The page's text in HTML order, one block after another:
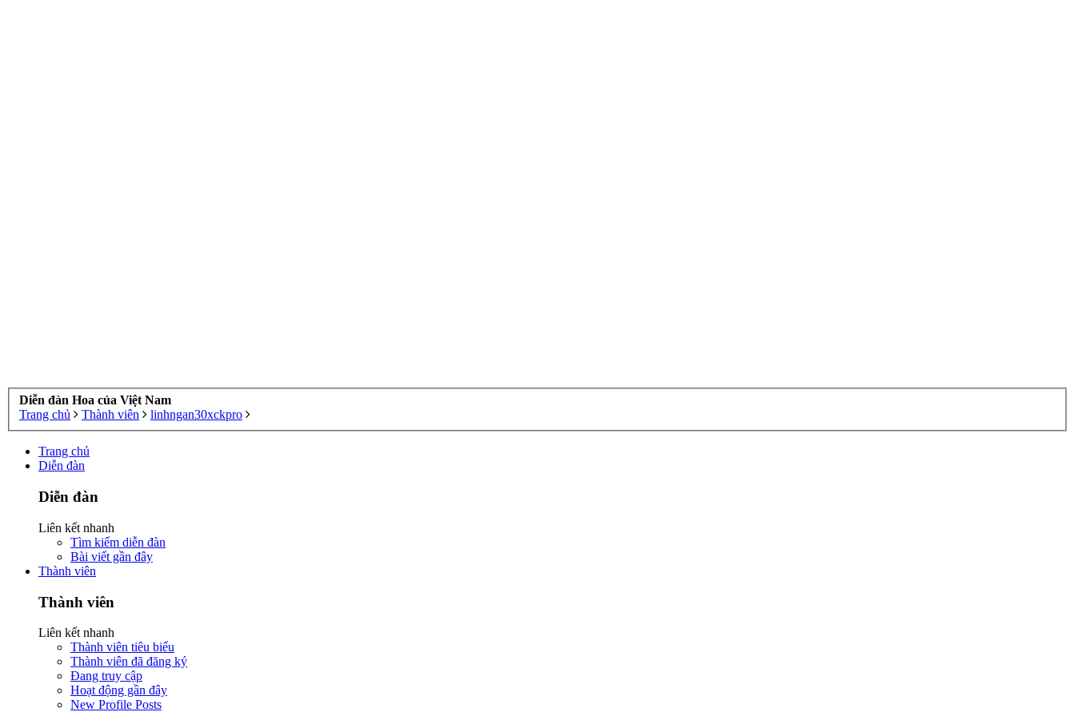
Diễn đàn Hoa của Việt Nam
Trang chủ
Thành viên linhngan30xckpro
Trang chủ
Diễn đàn
Diễn đàn
Liên kết nhanh
Tìm kiếm diễn đàn
Bài viết gần đây
Thành viên
Thành viên
Liên kết nhanh
Thành viên tiêu biểu
Thành viên đã đăng ký
Đang truy cập
Hoạt động gần đây
New Profile Posts